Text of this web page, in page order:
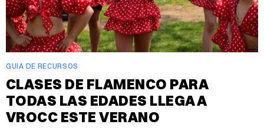
GUIA DE RECURSOS
CLASES DE FLAMENCO PARA
TODAS LAS EDADES LLEGA A
VROCC ESTE VERANO